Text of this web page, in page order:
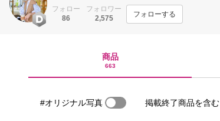
フォロー
86
フォロワー
2,575
フォローする
商品
663
#オリジナル写真 掲載終了商品を含む